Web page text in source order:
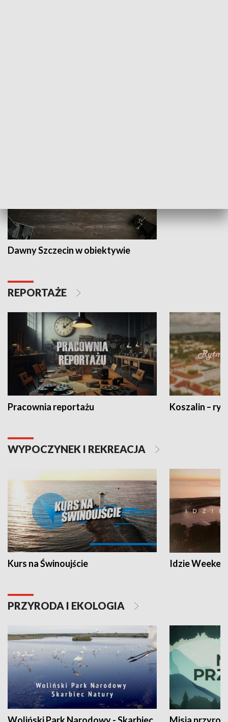
Dawny Szczecin w obiektywie
REPORTAŻE
Pracownia reportażu Koszalin –
WYPOCZYNEK I REKREACJA
Kurs na Świnoujście Idzie
PRZYRODA I EKOLOGIA